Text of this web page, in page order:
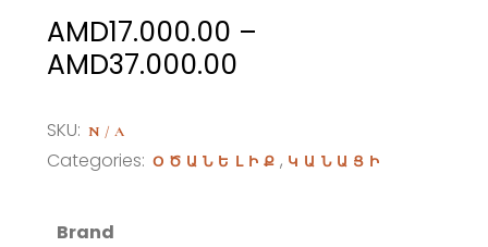
AMD17.000.00 –
AMD37.000.00Price
through
SKU: N/A
Categories: ՕԾԱՆԵԼԻՔ, ԿԱՆԱՑԻ
Brand